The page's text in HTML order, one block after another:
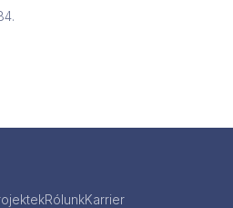
RólunkKarrier